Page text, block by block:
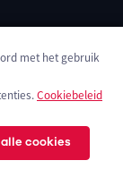
met het gebruik
Cookiebeleid
cookies